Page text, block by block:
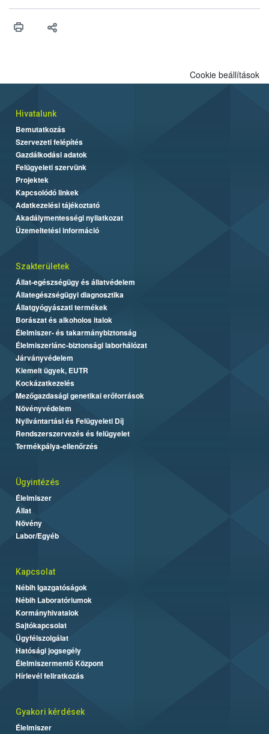
higiéniai szabályok betartása, a megfelelő hőkezelés, valamint a
biztonsági Hivatal (Nébih) Oktatási Programja összegyűjtötte a
Cookie beállítások
Hivatalunk
Bemutatkozás
Szervezeti felépítés
Gazdálkodási adatok
Felügyeleti szervünk
Projektek
Kapcsolódó linkek
Adatkezelési tájékoztató
Akadálymentességi nyilatkozat
Üzemeltetési információ
Szakterületek
Állat-egészségügy és állatvédelem
Állategészségügyi diagnosztika
Állatgyógyászati termékek
Borászat és alkoholos italok
Élelmiszer- és takarmánybiztonság
Élelmiszerlánc-biztonsági laborhálózat
Járványvédelem
Kiemelt ügyek, EUTR
Kockázatkezelés
Mezőgazdasági genetikai erőforrások
Növényvédelem
Nyilvántartási és Felügyeleti Díj
Rendszerszervezés és felügyelet
Termékpálya-ellenőrzés
Ügyintézés
Élelmiszer
Állat
Növény
Labor/Egyéb
Kapcsolat
Nébih Igazgatóságok
Nébih Laboratóriumok
Kormányhivatalok
Sajtókapcsolat
Ügyfélszolgálat
Hatósági jogsegély
Élelmiszermentő Központ
Hírlevél feliratkozás
Gyakori kérdések
Élelmiszer